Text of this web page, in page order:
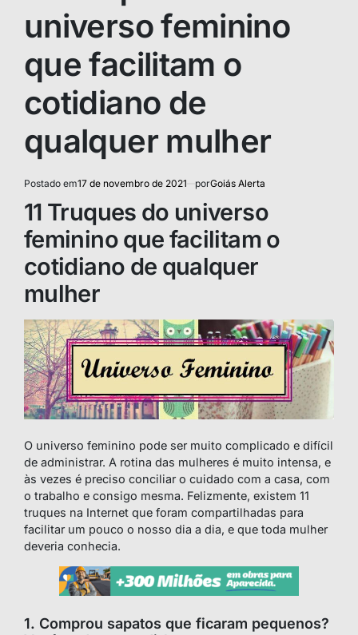
universo feminino
que facilitam o
cotidiano de
qualquer mulher
Postado em17 de novembro de 2021 porGoiás Alerta
11 Truques do universo
feminino que facilitam o
cotidiano de qualquer
mulher
O universo feminino pode ser muito complicado e difícil
de administrar. A rotina das mulheres é muito intensa, e
às vezes é preciso conciliar o cuidado com a casa, com
o trabalho e consigo mesma. Felizmente, existem 11
truques na Internet que foram compartilhadas para
facilitar um pouco o nosso dia a dia, e que toda mulher
deveria conhecia.
1. Comprou sapatos que ficaram pequenos?